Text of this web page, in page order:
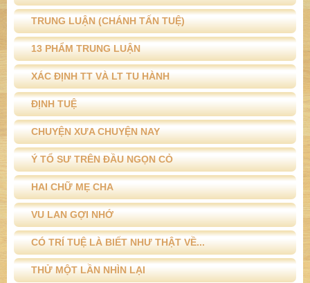
TRUNG LUẬN (CHÁNH TẤN TUỆ)
13 PHẨM TRUNG LUẬN
XÁC ĐỊNH TT VÀ LT TU HÀNH
ĐỊNH TUỆ
CHUYỆN XƯA CHUYỆN NAY
Ý TỔ SƯ TRÊN ĐẦU NGỌN CỎ
HAI CHỮ MẸ CHA
VU LAN GỢI NHỚ
CÓ TRÍ TUỆ LÀ BIẾT NHƯ THẬT VỀ...
THỬ MỘT LẦN NHÌN LẠI